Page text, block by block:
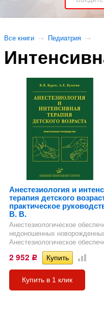
Все книги → Педиатрия →
Анестезиология и
терапия детского
практическое
В. В.
Анестезиологическое
недоношенных
Анестезиологическое
2 952 Р
Купить в 1 клик